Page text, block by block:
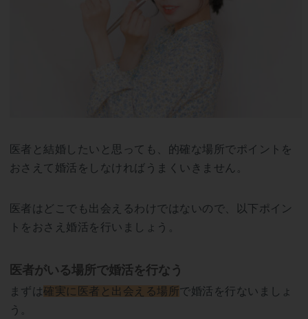
医者と結婚したいと思っても、的確な場所でポイントを
おさえて婚活をしなければうまくいきません。
医者はどこでも出会えるわけではないので、以下ポイン
トをおさえ婚活を行いましょう。
医者がいる場所で婚活を行なう
まずは確実に医者と出会える場所で婚活を行ないましょ
う。